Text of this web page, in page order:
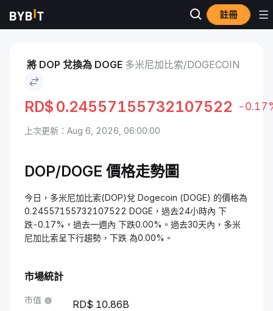
註冊
市場 Dogecoin 價格 DOGE 多米尼加比索 to Dogecoin
將 DOP 兌換為 DOGE 多米尼加比索/DOGECOIN
RD$ 0.24557155732107522 -
上次更新：Aug 6, 2026, 06:00:00
DOP/DOGE 價格走勢圖
今日，多米尼加比索(DOP)兌 Dogecoin (DOGE) 的價格為
0.24557155732107522 DOGE，過去24小時內 下
跌-0.17%，過去一週內 下跌0.00%。過去30天內，多米
尼加比索呈下行趨勢，下跌 為0.00%。
市場統計
市值 10.86B